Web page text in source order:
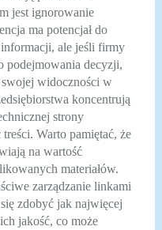
jest ignorowanie
ma potencjał do
ale jeśli firmy
podejmowania decyzji,
swojej widoczności w
koncentrują
strony
Warto pamiętać, że
na wartość
materiałów.
zarządzanie linkami
zdobyć jak najwięcej
jakość, co może